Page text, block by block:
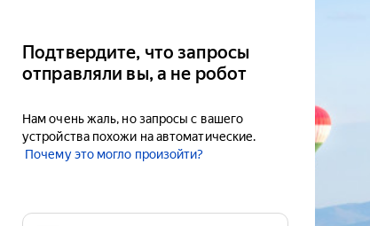
Подтвердите, что запросы
отправляли вы, а не робот
Нам очень жаль, но запросы с вашего
устройства похожи на автоматические.
Почему это могло произойти?